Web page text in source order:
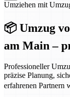
Umziehen mit
📦 Umzug
am Main –
Professioneller
präzise Planung,
erfahrenen Partnern